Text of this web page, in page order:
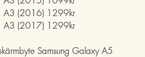
A3 (2016) 1299kr
A3 (2017) 1299kr
Samsung Galaxy A5